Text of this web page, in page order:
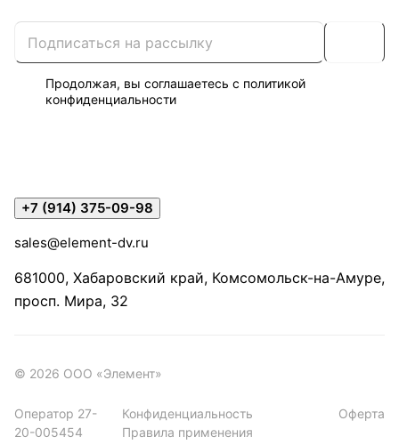
Продолжая, вы соглашаетесь с политикой
конфиденциальности
+7 (914) 375-09-98
sales@element-dv.ru
681000, Хабаровский край, Комсомольск-на-Амуре,
просп. Мира, 32
© 2026 ООО «Элемент»
Оператор 27-
20-005454
Конфиденциальность
Правила применения
Оферта